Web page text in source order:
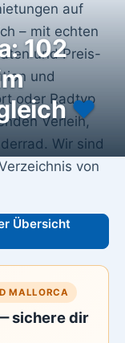
102
♥️
auf
– mit echten
und Preis-
und
oder Radtyp
Verleih,
Wir sind
von
Übersicht
MALLORCA
sichere dir